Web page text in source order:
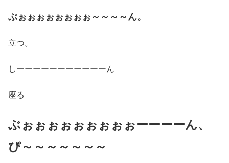
ぶぉぉぉぉぉぉぉぉ～～～～ん。
立つ。
しーーーーーーーーーーーん
座る
ぶぉぉぉぉぉぉぉぉぉーーーーん、
ぴ～～～～～～～